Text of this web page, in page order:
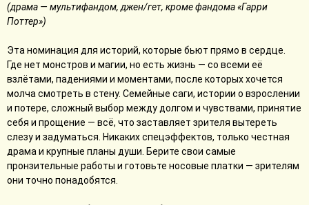
(драма — мультифандом, джен/гет, кроме фандома «Гарри
Поттер»)
Эта номинация для историй, которые бьют прямо в сердце.
Где нет монстров и магии, но есть жизнь — со всеми её
взлётами, падениями и моментами, после которых хочется
молча смотреть в стену. Семейные саги, истории о взрослении
и потере, сложный выбор между долгом и чувствами, принятие
себя и прощение — всё, что заставляет зрителя вытереть
слезу и задуматься. Никаких спецэффектов, только честная
драма и крупные планы души. Берите свои самые
пронзительные работы и готовьте носовые платки — зрителям
они точно понадобятся.